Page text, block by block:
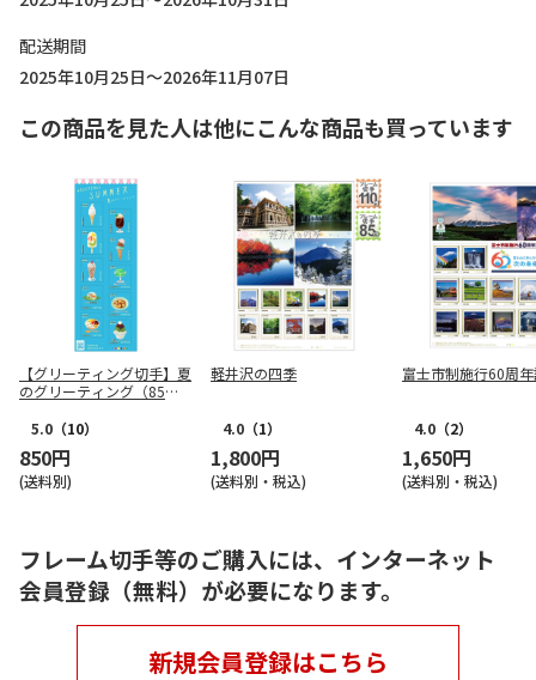
配送期間
2025年10月25日～2026年11月07日
この商品を見た人は他にこんな商品も買っています
【グリーティング切手】夏
のグリーティング（85
5.0 （10）
850円
(送料別)
軽井沢の四季
4.0 （1）
1,800円
(送料別・税込)
富士市制施行60周
4.0 （2）
1,650円
(送料別・税込)
フレーム切手等のご購入には、インターネット
会員登録（無料）が必要になります。
新規会員登録はこちら